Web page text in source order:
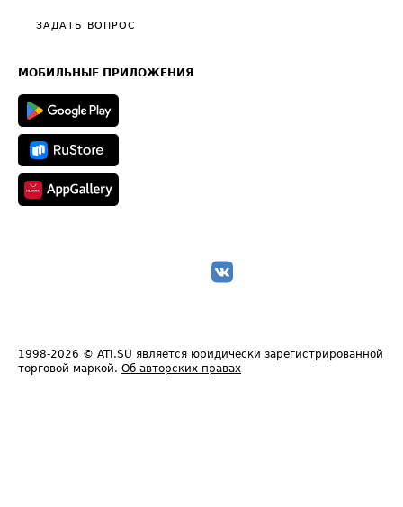
Общие положения
Полезное по перевозкам
Техническая информация
ЗАДАТЬ ВОПРОС
МОБИЛЬНЫЕ ПРИЛОЖЕНИЯ
1998-2026 © ATI.SU является юридически зарегистрированной
торговой маркой. Об авторских правах